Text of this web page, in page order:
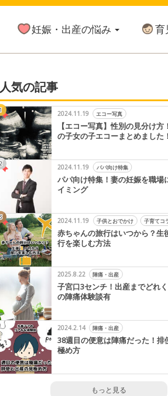
妊娠・出産の悩み 育
人気の記事
2024.11.19 エコー写真
【エコー写真】性別の見分け方
の子女の子エコーまとめました！
2024.11.19
パパ向け特集
パパ向け特集！妻の妊娠を職場
イミング
2024.11.19
子供とおでかけ 子育てコ
赤ちゃんの旅行はいつから？生
行を楽しむ方法
2025.8.22
陣痛・出産
子宮口3センチ！出産までどれ
の陣痛体験談有
2024.2.14
陣痛・出産
38週目の便意は陣痛だった！排
極め方
もっと見る